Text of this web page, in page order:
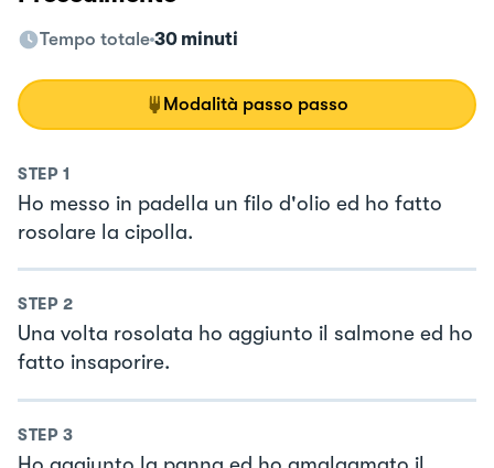
Tempo totale 30 minuti
Modalità passo passo
STEP 1
Ho messo in padella un filo d'olio ed ho fatto
rosolare la cipolla.
STEP 2
Una volta rosolata ho aggiunto il salmone ed ho
fatto insaporire.
STEP 3